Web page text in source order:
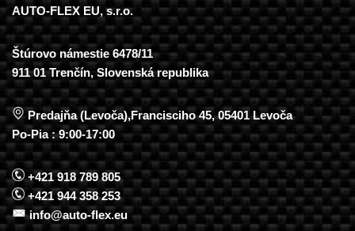
AUTO-FLEX EU, s.r.o.
Štúrovo námestie 6478/11
911 01 Trenčín, Slovenská republika
Predajňa (Levoča),Francisciho 45, 05401 Levoča
Po-Pia : 9:00-17:00
+421 918 789 805
+421 944 358 253
info@auto-flex.eu